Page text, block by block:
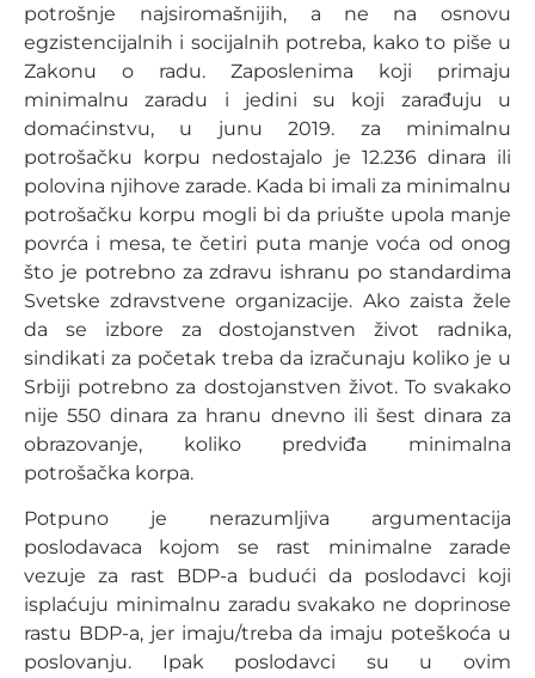
potrošnje najsiromašnijih, a ne na osnovu
egzistencijalnih i socijalnih potreba, kako to piše u
Zakonu o radu. Zaposlenima koji primaju
minimalnu zaradu i jedini su koji zarađuju u
domaćinstvu, u junu 2019. za minimalnu
potrošačku korpu nedostajalo je 12.236 dinara ili
polovina njihove zarade. Kada bi imali za minimalnu
potrošačku korpu mogli bi da priušte upola manje
povrća i mesa, te četiri puta manje voća od onog
što je potrebno za zdravu ishranu po standardima
Svetske zdravstvene organizacije. Ako zaista žele
da se izbore za dostojanstven život radnika,
sindikati za početak treba da izračunaju koliko je u
Srbiji potrebno za dostojanstven život. To svakako
nije 550 dinara za hranu dnevno ili šest dinara za
obrazovanje, koliko predviđa minimalna
potrošačka korpa.
Potpuno je nerazumljiva argumentacija
poslodavaca kojom se rast minimalne zarade
vezuje za rast BDP-a budući da poslodavci koji
isplaćuju minimalnu zaradu svakako ne doprinose
rastu BDP-a, jer imaju/treba da imaju poteškoća u
poslovanju. Ipak poslodavci su u ovim